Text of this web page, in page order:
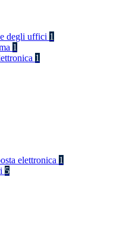
degli uffici 1
1
1
elettronica 1
5